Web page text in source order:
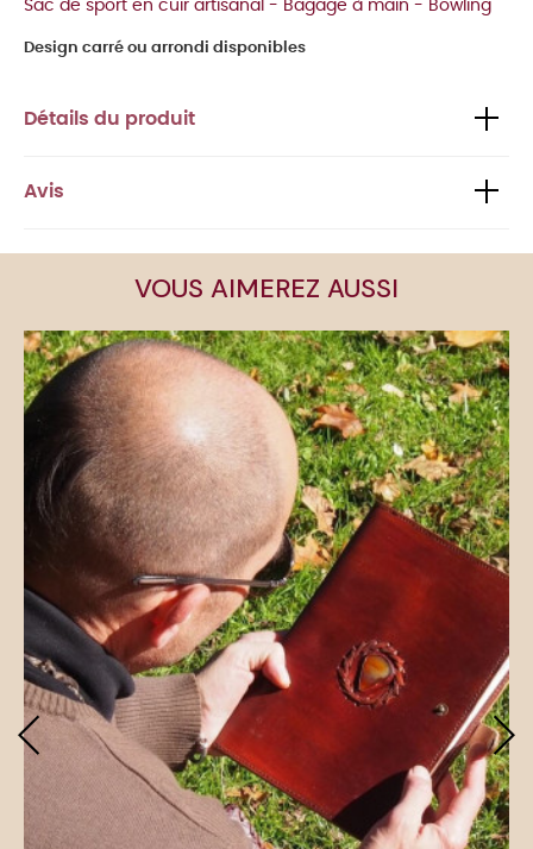
Sac de sport en cuir artisanal - Bagage à main - Bowling
Design carré ou arrondi disponibles
Détails du produit
Avis
VOUS AIMEREZ AUSSI
‹ ›